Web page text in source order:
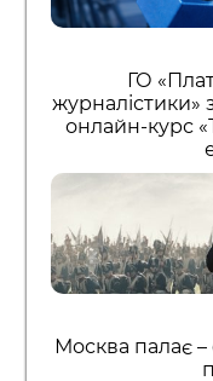
ГО
журналістики»
онлайн-курс
Москва палає